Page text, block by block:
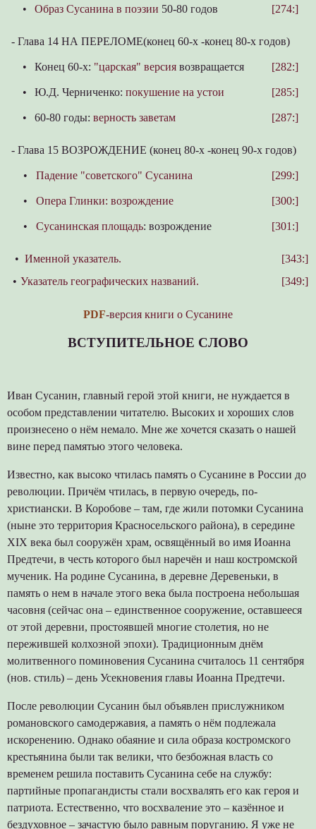
• Образ Сусанина в поэзии 50-80 годов [274:]
- Глава 14 НА ПЕРЕЛОМЕ(конец 60-х -конец 80-х годов)
• Конец 60-х: "царская" версия возвращается [282:]
• Ю.Д. Черниченко: покушение на устои [285:]
• 60-80 годы: верность заветам [287:]
- Глава 15 ВОЗРОЖДЕНИЕ (конец 80-х -конец 90-х годов)
• Падение "советского" Сусанина [299:]
• Опера Глинки: возрождение [300:]
• Сусанинская площадь: возрождение [301:]
• Именной указатель.
[343:]
• Указатель географических названий. [349:]
PDF-версия книги о Сусанине
ВСТУПИТЕЛЬНОЕ СЛОВО
Иван Сусанин, главный герой этой книги, не нуждается в
особом представлении читателю. Высоких и хороших слов
произнесено о нём немало. Мне же хочется сказать о нашей
вине перед памятью этого человека.
Известно, как высоко чтилась память о Сусанине в России до
революции. Причём чтилась, в первую очередь, по-
христиански. В Коробове – там, где жили потомки Сусанина
(ныне это территория Красносельского района), в середине
XIX века был сооружён храм, освящённый во имя Иоанна
Предтечи, в честь которого был наречён и наш костромской
мученик. На родине Сусанина, в деревне Деревеньки, в
память о нем в начале этого века была построена небольшая
часовня (сейчас она – единственное сооружение, оставшееся
от этой деревни, простоявшей многие столетия, но не
пережившей колхозной эпохи). Традиционным днём
молитвенного поминовения Сусанина считалось 11 сентября
(нов. стиль) – день Усекновения главы Иоанна Предтечи.
После революции Сусанин был объявлен прислужником
романовского самодержавия, а память о нём подлежала
искоренению. Однако обаяние и сила образа костромского
крестьянина были так велики, что безбожная власть со
временем решила поставить Сусанина себе на службу:
партийные пропагандисты стали восхвалять его как героя и
патриота. Естественно, что восхваление это – казённое и
бездуховное – зачастую было равным поруганию. Я уже не